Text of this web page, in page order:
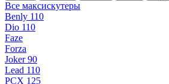
Все максискутеры
Benly 110
Dio 110
Faze
Forza
Joker 90
Lead 110
PCX 125